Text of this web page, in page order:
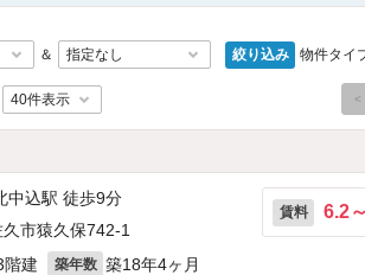
＆ 絞り込み 物件タイ
<
中込駅 徒歩9分
市猿久保742‐1
階建 築年数 築18年4ヶ月
賃料 6.2